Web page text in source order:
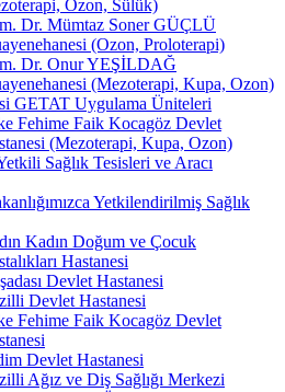
Ozon, Sülük)
Dr. Mümtaz Soner GÜÇLÜ
(Ozon, Proloterapi)
Dr. Onur YEŞİLDAĞ
(Mezoterapi, Kupa, Ozon)
GETAT Uygulama Üniteleri
Fehime Faik Kocagöz Devlet
(Mezoterapi, Kupa, Ozon)
Sağlık Tesisleri ve Aracı
Yetkilendirilmiş Sağlık
Kadın Doğum ve Çocuk
Hastanesi
Devlet Hastanesi
Devlet Hastanesi
Fehime Faik Kocagöz Devlet
Devlet Hastanesi
Ağız ve Diş Sağlığı Merkezi